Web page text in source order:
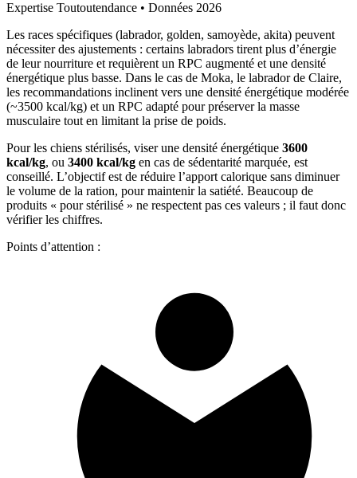
Expertise Toutoutendance • Données 2026
Les races spécifiques (labrador, golden, samoyède, akita) peuvent
nécessiter des ajustements : certains labradors tirent plus d’énergie
de leur nourriture et requièrent un RPC augmenté et une densité
énergétique plus basse. Dans le cas de Moka, le labrador de Claire,
les recommandations inclinent vers une densité énergétique modérée
(~3500 kcal/kg) et un RPC adapté pour préserver la masse
musculaire tout en limitant la prise de poids.
Pour les chiens stérilisés, viser une densité énergétique 3600
kcal/kg, ou 3400 kcal/kg en cas de sédentarité marquée, est
conseillé. L’objectif est de réduire l’apport calorique sans diminuer
le volume de la ration, pour maintenir la satiété. Beaucoup de
produits « pour stérilisé » ne respectent pas ces valeurs ; il faut donc
vérifier les chiffres.
Points d’attention :